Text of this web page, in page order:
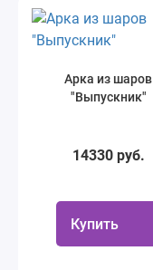
Арка из шаров
"Выпускник"
14330 руб.
Купить